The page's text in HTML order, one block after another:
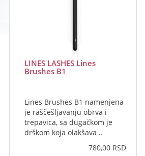
LINES LASHES Lines
Brushes B1
Lines Brushes B1 namenjena
je raščešljavanju obrva i
trepavica, sa dugačkom je
drškom koja olakšava ..
780,00 RSD